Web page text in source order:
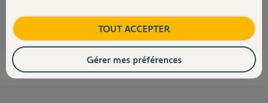
TOUT ACCEPTER
Gérer mes préférences